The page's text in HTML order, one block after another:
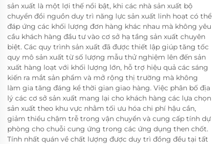
sản xuất là một lợi thế nổi bật, khi các nhà sản xuất bộ
chuyển đổi nguồn duy trì năng lực sản xuất linh hoạt có thể
đáp ứng các khối lượng đơn hàng khác nhau mà không yêu
cầu khách hàng đầu tư vào cơ sở hạ tầng sản xuất chuyên
biệt. Các quy trình sản xuất đã được thiết lập giúp tăng tốc
quy mô sản xuất từ số lượng mẫu thử nghiệm lên đến sản
xuất hàng loạt với khối lượng lớn, hỗ trợ hiệu quả các sáng
kiến ra mắt sản phẩm và mở rộng thị trường mà không
làm gia tăng đáng kể thời gian giao hàng. Việc phân bố địa
lý các cơ sở sản xuất mang lại cho khách hàng các lựa chọn
sản xuất theo khu vực nhằm tối ưu hóa chi phí hậu cần,
giảm thiểu chậm trễ trong vận chuyển và cung cấp tính dự
phòng cho chuỗi cung ứng trong các ứng dụng then chốt.
Tính nhất quán về chất lượng được duy trì đồng đều tại tất